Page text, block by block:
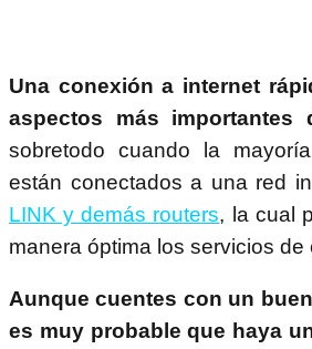
Una conexión a internet
aspectos más importantes
sobretodo cuando la
están conectados a una red
LINK y demás routers, la cual
manera óptima los servicios de
Aunque cuentes con un
es muy probable que haya